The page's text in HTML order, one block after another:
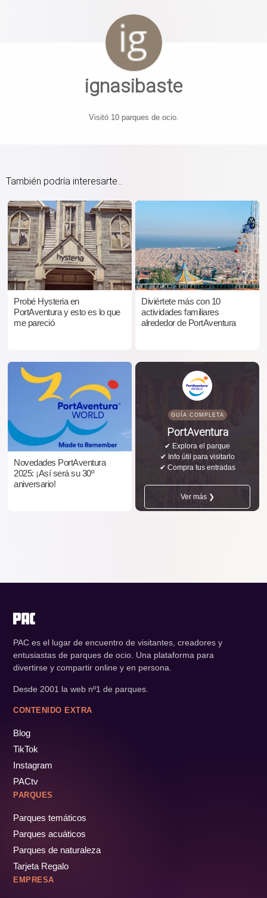
ignasibaste
Visitó 10 parques de ocio.
También podría interesarte...
Probé Hysteria en
PortAventura y esto es lo que
me pareció
Diviértete más con 10
actividades familiares
alrededor de PortAventura
Novedades PortAventura
2025: ¡Así será su 30º
aniversario!
GUÍA COMPLETA
PortAventura
✔ Explora el parque
✔ Info útil para visitarlo
✔ Compra tus entradas
Ver más ❯
PAC es el lugar de encuentro de visitantes, creadores y
entusiastas de parques de ocio. Una plataforma para
divertirse y compartir online y en persona.
Desde 2001 la web nº1 de parques.
CONTENIDO EXTRA
Blog
TikTok
Instagram
PACtv
PARQUES
Parques temáticos
Parques acuáticos
Parques de naturaleza
Tarjeta Regalo
EMPRESA